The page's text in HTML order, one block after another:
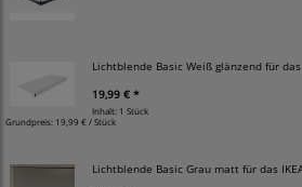
Lichtblende Basic Weiß glänzend für das
19,99 € *
Inhalt: 1 Stück
Grundpreis: 19,99 € / Stück
Lichtblende Basic Grau matt für das